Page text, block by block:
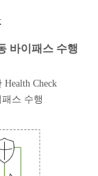
바이패스 수행
Check
스 수행